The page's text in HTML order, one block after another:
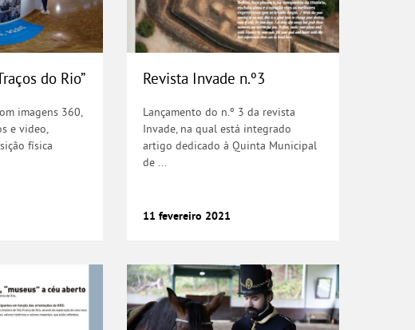
do Rio”
imagens 360,
e video,
física
Revista Invade n.º3
Lançamento do n.º 3 da revista
Invade, na qual está integrado
artigo dedicado à Quinta Municipal
de ...
11 fevereiro 2021
Olisipo a céu aberto
Dia Nacional das Linhas de